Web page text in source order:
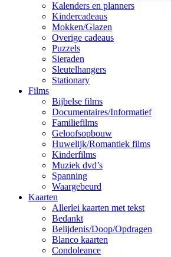
Kalenders en planners
Kindercadeaus
Mokken/Glazen
Overige cadeaus
Puzzels
Sieraden
Sleutelhangers
Stationary
Films
Bijbelse films
Documentaires/Informatief
Familiefilms
Geloofsopbouw
Huwelijk/Romantiek films
Kinderfilms
Muziek dvd’s
Spanning
Waargebeurd
Kaarten
Allerlei kaarten met tekst
Bedankt
Belijdenis/Doop/Opdragen
Blanco kaarten
Condoleance